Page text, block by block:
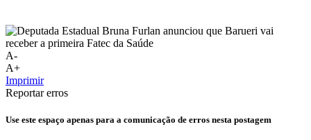
A-
A+
Imprimir
Reportar erros
Use este espaço apenas para a comunicação de erros nesta postagem